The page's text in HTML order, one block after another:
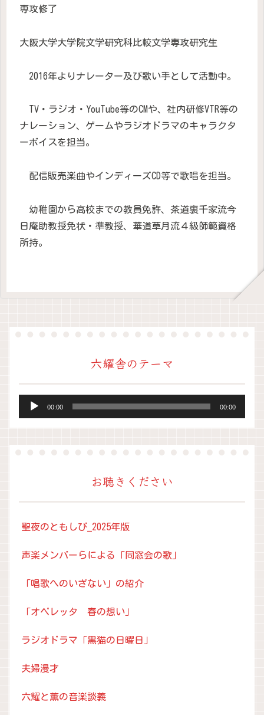
専攻修了
大阪大学大学院文学研究科比較文学専攻研究生
2016年よりナレーター及び歌い手として活動中。
TV・ラジオ・YouTube等のCMや、社内研修VTR等の
ナレーション、ゲームやラジオドラマのキャラクタ
ーボイスを担当。
配信販売楽曲やインディーズCD等で歌唱を担当。
幼稚園から高校までの教員免許、茶道裏千家流今
日庵助教授免状・準教授、華道草月流４級師範資格
所持。
六耀舎のテーマ
声
00:00 00:00
お聴きください
聖夜のともしび_2025年版
声楽メンバーらによる「同窓会の歌」
「唱歌へのいざない」の紹介
「オペレッタ 春の想い」
ラジオドラマ「黒猫の日曜日」
夫婦漫才
六耀と薫の音楽談義